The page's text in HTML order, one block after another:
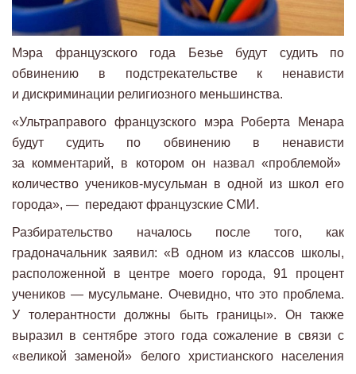
Мэра французского года Безье будут судить по
обвинению в подстрекательстве к ненависти
и дискриминации религиозного меньшинства.
«Ультраправого французского мэра Роберта Менара
будут судить по обвинению в ненависти
за комментарий, в котором он назвал «проблемой»
количество учеников-мусульман в одной из школ его
города», — передают французские СМИ.
Разбирательство началось после того, как
градоначальник заявил: «В одном из классов школы,
расположенной в центре моего города, 91 процент
учеников — мусульмане. Очевидно, что это проблема.
У толерантности должны быть границы». Он также
выразил в сентябре этого года сожаление в связи с
«великой заменой» белого христианского населения